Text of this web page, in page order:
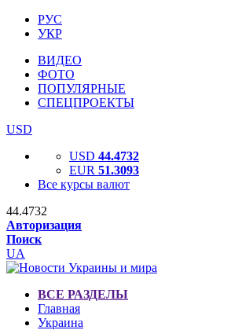
РУС
УКР
ВИДЕО
ФОТО
ПОПУЛЯРНЫЕ
СПЕЦПРОЕКТЫ
USD
USD 44.4732
EUR 51.3093
Все курсы валют
44.4732
Авторизация
Поиск
UA
ВСЕ РАЗДЕЛЫ
Главная
Украина